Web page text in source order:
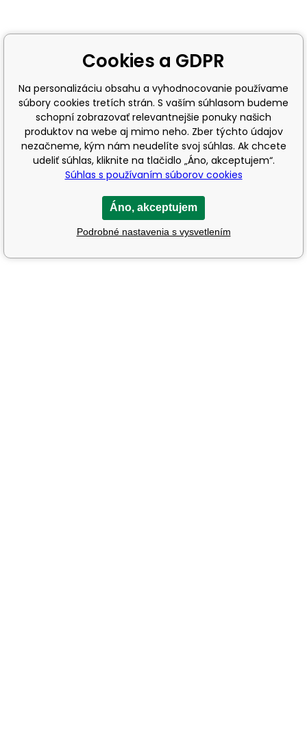
Cookies a GDPR
Na personalizáciu obsahu a vyhodnocovanie používame
súbory cookies tretích strán. S vaším súhlasom budeme
schopní zobrazovať relevantnejšie ponuky našich
produktov na webe aj mimo neho. Zber týchto údajov
nezačneme, kým nám neudelíte svoj súhlas. Ak chcete
udeliť súhlas, kliknite na tlačidlo „Áno, akceptujem“.
Súhlas s používaním súborov cookies
Áno, akceptujem
Podrobné nastavenia s vysvetlením